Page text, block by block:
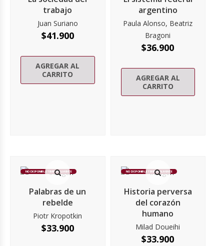
trabajo
Juan Suriano
$41.900
AGREGAR AL
CARRITO
argentino
Paula Alonso, Beatriz
Bragoni
$36.900
AGREGAR AL
CARRITO
NO DISPONIBLE TEMPORALMENTE
Palabras de un
rebelde
Piotr Kropotkin
$33.900
NO DISPONIBLE TEMPORALMENTE
Historia perversa
del corazón
humano
Milad Doueihi
$33.900